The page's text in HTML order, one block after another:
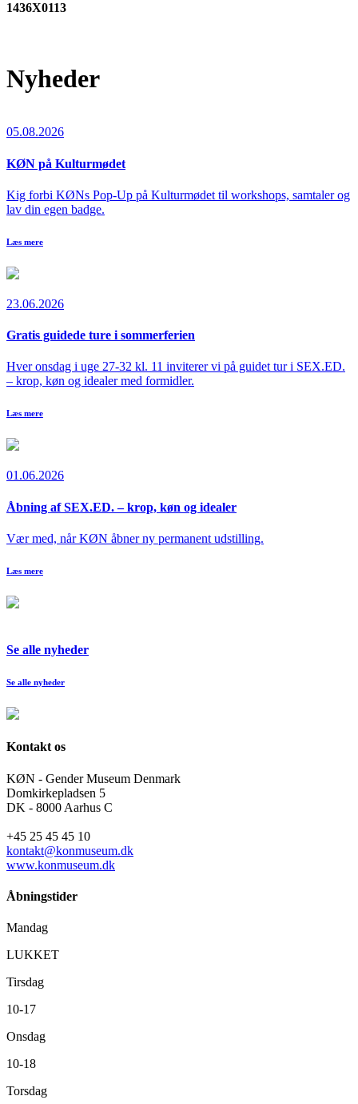
1436X0113
Nyheder
05.08.2026
KØN på Kulturmødet
Kig forbi KØNs Pop-Up på Kulturmødet til workshops, samtaler og
lav din egen badge.
Læs mere
23.06.2026
Gratis guidede ture i sommerferien
Hver onsdag i uge 27-32 kl. 11 inviterer vi på guidet tur i SEX.ED.
– krop, køn og idealer med formidler.
Læs mere
01.06.2026
Åbning af SEX.ED. – krop, køn og idealer
Vær med, når KØN åbner ny permanent udstilling.
Læs mere
Se alle nyheder
Se alle nyheder
Kontakt os
KØN - Gender Museum Denmark
Domkirkepladsen 5
DK - 8000 Aarhus C
+45 25 45 45 10
kontakt@konmuseum.dk
www.konmuseum.dk
Åbningstider
Mandag
LUKKET
Tirsdag
10-17
Onsdag
10-18
Torsdag